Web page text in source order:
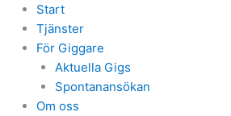
Start
Tjänster
För Giggare
Aktuella Gigs
Spontanansökan
Om oss